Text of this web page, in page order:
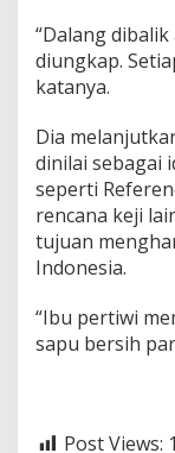
“Dalang
diungkap.
katanya.
Dia
dinilai sebagai
seperti
rencana keji
tujuan
Indonesia.
“Ibu pertiwi
sapu bersih
Post Views: